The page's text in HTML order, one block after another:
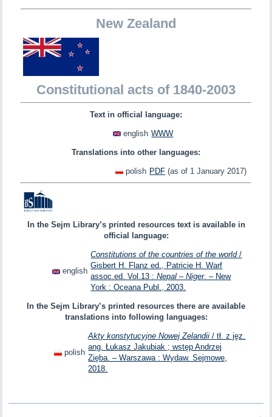
New Zealand
Constitutional acts of 1840-2003
Text in official language:
english WWW
Translations into other languages:
polish PDF (as of 1 January 2017)
In the Sejm Library’s printed resources text is available in
official language:
english
Constitutions of the countries of the world/
Gisbert H. Flanz ed., Patricie H. Warf
assoc.ed. Vol.13 :Nepal – Niger. – New
York : Oceana Publ., 2003.
In the Sejm Library’s printed resources there are available
translations into following languages:
polish
Akty konstytucyjne Nowej Zelandii / tł. z jęz.
ang. Łukasz Jakubiak ; wstęp Andrzej
Zięba. – Warszawa : Wydaw. Sejmowe,
2018.